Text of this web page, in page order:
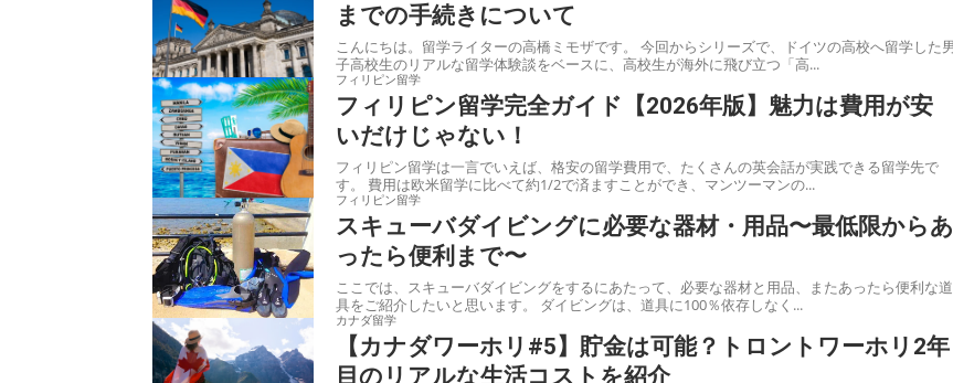
までの手続きについて
こんにちは。留学ライターの高橋ミモザです。 今回からシリーズで、ドイツの高校へ留学した男
子高校生のリアルな留学体験談をベースに、高校生が海外に飛び立つ「高...
フィリピン留学
フィリピン留学完全ガイド【2026年版】魅力は費用が安
いだけじゃない！
フィリピン留学は一言でいえば、格安の留学費用で、たくさんの英会話が実践できる留学先で
す。 費用は欧米留学に比べて約1/2で済ますことができ、マンツーマンの...
フィリピン留学
スキューバダイビングに必要な器材・用品〜最低限からあ
ったら便利まで〜
ここでは、スキューバダイビングをするにあたって、必要な器材と用品、またあったら便利な道
具をご紹介したいと思います。 ダイビングは、道具に100％依存しなく...
カナダ留学
【カナダワーホリ#5】貯金は可能？トロントワーホリ2年
目のリアルな生活コストを紹介